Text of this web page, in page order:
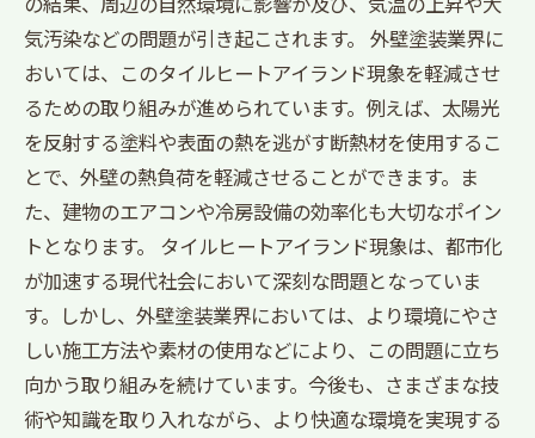
気汚染などの問題が引き起こされます。 外壁塗装業界に
おいては、このタイルヒートアイランド現象を軽減させ
るための取り組みが進められています。例えば、太陽光
を反射する塗料や表面の熱を逃がす断熱材を使用するこ
とで、外壁の熱負荷を軽減させることができます。ま
た、建物のエアコンや冷房設備の効率化も大切なポイン
トとなります。 タイルヒートアイランド現象は、都市化
が加速する現代社会において深刻な問題となっていま
す。しかし、外壁塗装業界においては、より環境にやさ
しい施工方法や素材の使用などにより、この問題に立ち
向かう取り組みを続けています。今後も、さまざまな技
術や知識を取り入れながら、より快適な環境を実現する